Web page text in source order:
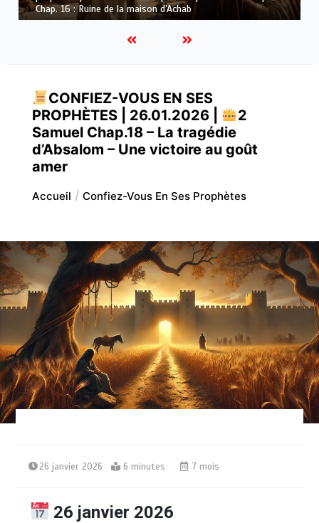
Dieu
CONFIEZ-VOUS EN SES
PROPHÈTES | 26.01.2026 |
2
Samuel Chap.18 – La tragédie
d’Absalom – Une victoire au goût
amer
Accueil Confiez-Vous En Ses Prophètes
26 janvier 2026 6 minutes 7 mois
26 janvier 2026